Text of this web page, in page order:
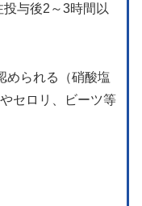
与後2～3時間以
められる（硝酸塩
セロリ、ビーツ等